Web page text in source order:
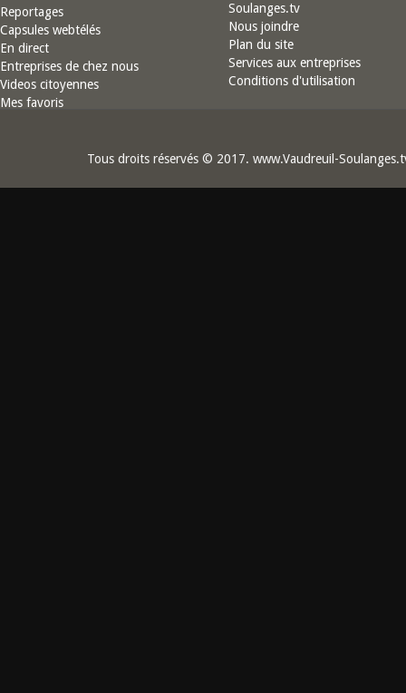
Reportages
Capsules webtélés
En direct
Entreprises de chez nous
Videos citoyennes
Mes favoris
Soulanges.tv
Nous joindre
Plan du site
Services aux entreprises
Conditions d'utilisation
Tous droits réservés © 2017. www.Vaudreuil-